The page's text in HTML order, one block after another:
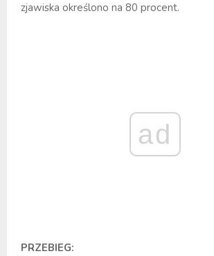
zjawiska określono na 80 procent.
ad
PRZEBIEG: